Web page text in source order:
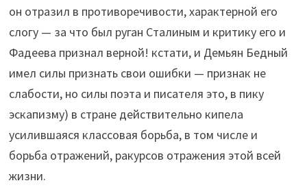
он отразил в противоречивости, характерной его
слогу — за что был руган Сталиным и критику его и
Фадеева признал верной! кстати, и Демьян Бедный
имел силы признать свои ошибки — признак не
слабости, но силы поэта и писателя это, в пику
эскапизму) в стране действительно кипела
усилившаяся классовая борьба, в том числе и
борьба отражений, ракурсов отражения этой всей
жизни.